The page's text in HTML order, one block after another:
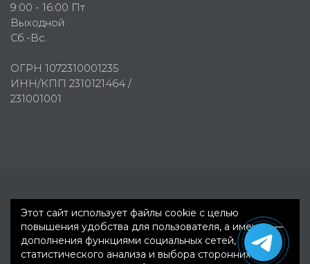
9:00 - 16:00 Пт
Выходной:
Сб.-Вс.
ОГРН 1072310001235
ИНН/КПП 2310121464 /
231001001
Этот сайт использует файлы cookie с целью
повышения удобства для пользователя, а именно —
дополнения функциями социальных сетей,
статистического анализа и выбора сторонних